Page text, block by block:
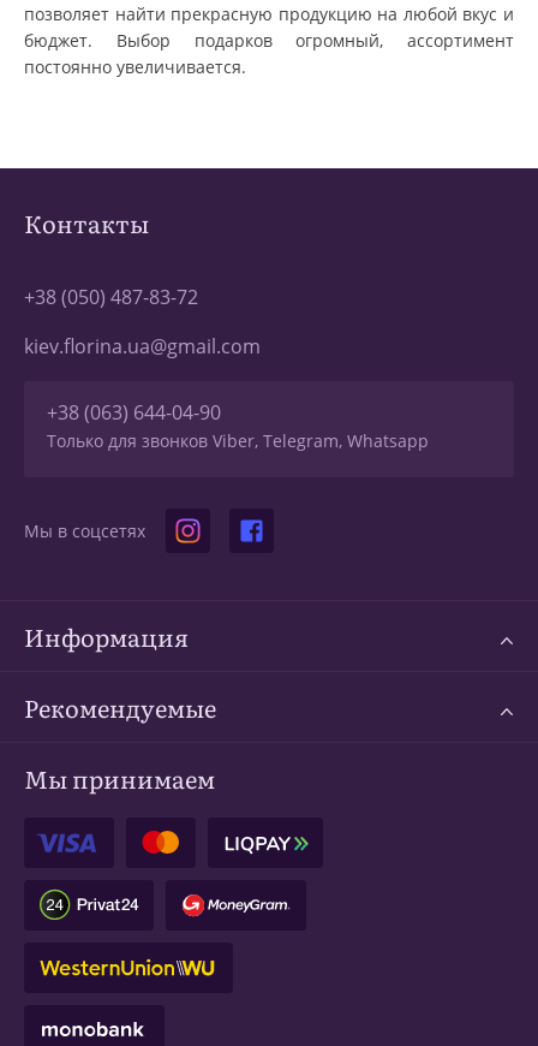
позволяет найти прекрасную продукцию на любой вкус и
бюджет. Выбор подарков огромный, ассортимент
постоянно увеличивается.
Контакты
+38 (050) 487-83-72
kiev.florina.ua@gmail.com
+38 (063) 644-04-90
Только для звонков Viber, Telegram, Whatsapp
Мы в соцсетях
Информация
Рекомендуемые
Мы принимаем